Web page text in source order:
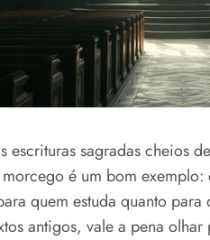
escrituras sagradas cheios
é um bom
quem estuda quanto
antigos, vale a pena